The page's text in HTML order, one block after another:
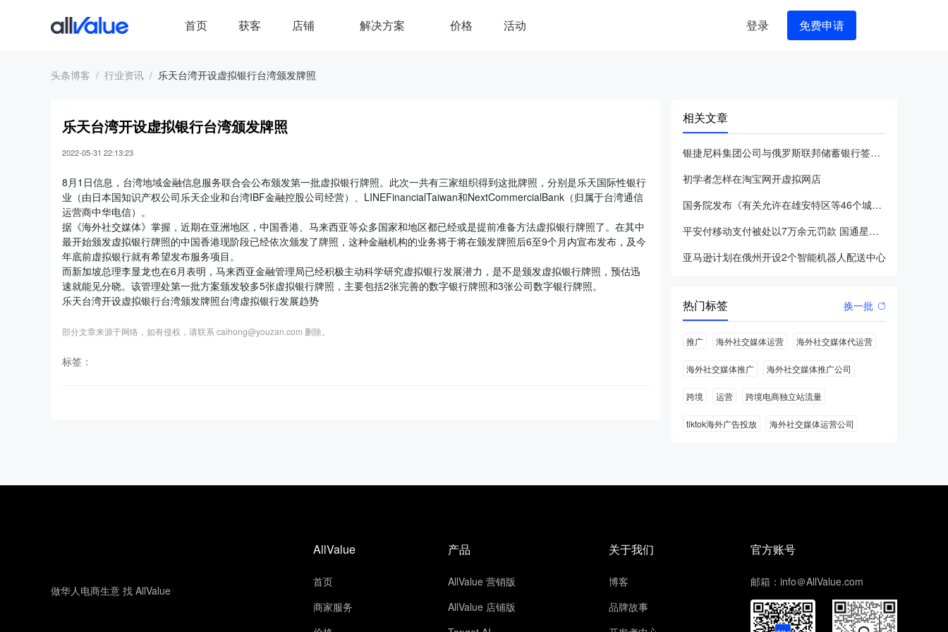
首页 获客 店铺 解决方案 价格 活动 登录 免费申请
头条博客 行业资讯 乐天台湾开设虚拟银行台湾颁发牌照
乐天台湾开设虚拟银行台湾颁发牌照
2022-05-31 22:13:23
8月1日信息，台湾地域金融信息服务联合会公布颁发第一批虚拟银行牌照。此次一共有三家组织得到这批牌照，分别是乐天国际性银行
业（由日本国知识产权公司乐天企业和台湾IBF金融控股公司经营）、LINEFinancialTaiwan和NextCommercialBank（归属于台湾通信
运营商中华电信）。
据《海外社交媒体》掌握，近期在亚洲地区，中国香港、马来西亚等众多国家和地区都已经或是提前准备方法虚拟银行牌照了。在其中
最开始颁发虚拟银行牌照的中国香港现阶段已经依次颁发了牌照，这种金融机构的业务将于将在颁发牌照后6至9个月内宣布发布，及今
年底前虚拟银行就有希望发布服务项目。
而新加坡总理李显龙也在6月表明，马来西亚金融管理局已经积极主动科学研究虚拟银行发展潜力，是不是颁发虚拟银行牌照，预估迅
速就能见分晓。该管理处第一批方案颁发较多5张虚拟银行牌照，主要包括2张完善的数字银行牌照和3张公司数字银行牌照。
乐天台湾开设虚拟银行台湾颁发牌照台湾虚拟银行发展趋势
部分文章来源于网络，如有侵权，请联系 caihong@youzan.com 删除。
标签：
相关文章
银捷尼科集团公司与俄罗斯联邦储蓄银行签定合作协议
初学者怎样在淘宝网开虚拟网店
国务院发布《有关允许在雄安特区等46个城市和区域开设跨境电商
平安付移动支付被处以7万余元罚款 国通星驿违反规定中央银行惩
亚马逊计划在俄州开设2个智能机器人配送中心
热门标签 换一批
推广 海外社交媒体运营 海外社交媒体代运营
海外社交媒体推广 海外社交媒体推广公司
跨境 运营 跨境电商独立站流量
tiktok海外广告投放 海外社交媒体运营公司
做华人电商生意 找 AllValue
AllValue
首页
商家服务
产品
AllValue 营销版
AllValue 店铺版
关于我们
博客
品牌故事
官方账号
邮箱：info＠AllValue.com